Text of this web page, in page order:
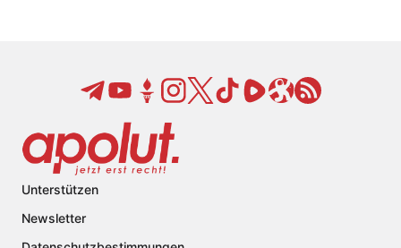
Unterstützen
Newsletter